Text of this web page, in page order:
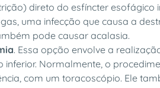
direto do esfíncter esofágico
uma infecção que causa a
pode causar acalasia.
. Essa opção envolve a
Normalmente, o
com um toracoscópio. Ele